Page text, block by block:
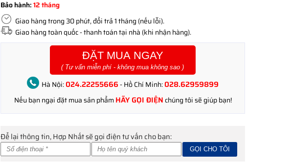
Bảo hành:12 tháng
Giao hàng trong 30 phút, đổi trả 1 tháng (nếu lỗi).
Giao hàng toàn quốc - thanh toán tại nhà (khi nhận hàng).
ĐẶT MUA NGAY
( Tư vấn miễn phí - không mua không sao )
Hà Nội:024.22255666 - Hồ Chí Minh:028.62959899
Nếu bạn ngại đặt mua sản phẩmHÃY GỌI ĐIỆN chúng tôi sẽ giúp bạn!
Để lại thông tin, Hợp Nhất sẽ gọi điện tư vấn cho bạn: